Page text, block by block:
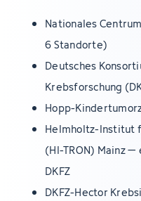
Nationales
6 Standorte)
Deutsches
Krebsforschung
Hopp-
Helmholtz-Institut
(HI-TRON) Mainz
DKFZ
DKFZ-Hector